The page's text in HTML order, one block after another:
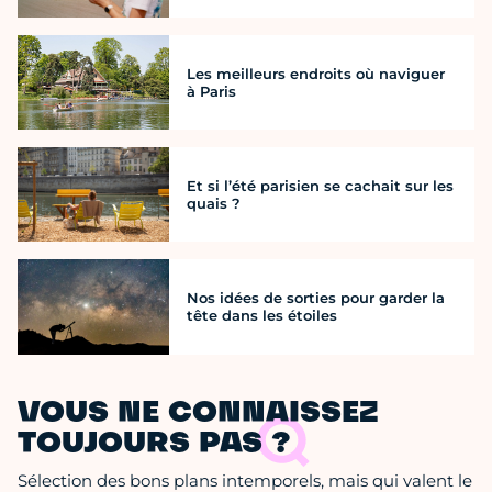
Les meilleurs endroits où naviguer
à Paris
Et si l’été parisien se cachait sur les
quais ?
Nos idées de sorties pour garder la
tête dans les étoiles
VOUS NE CONNAISSEZ
TOUJOURS PAS ?
Sélection des bons plans intemporels, mais qui valent le